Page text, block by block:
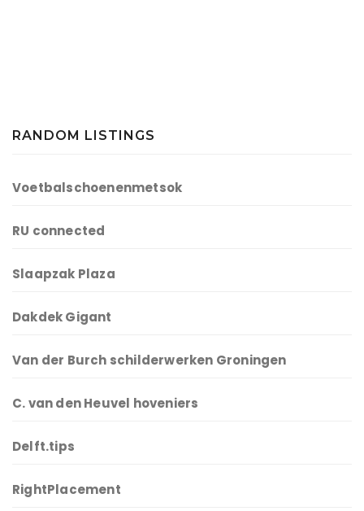
RANDOM LISTINGS
Voetbalschoenenmetsok
RU connected
Slaapzak Plaza
Dakdek Gigant
Van der Burch schilderwerken Groningen
C. van den Heuvel hoveniers
Delft.tips
RightPlacement